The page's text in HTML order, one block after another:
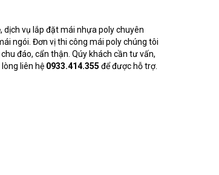
dịch vụ lắp đặt mái nhựa poly chuyên
ngói. Đơn vị thi công mái poly chúng tôi
đáo, cẩn thận. Qúy khách cần tư vấn,
liên hệ 0933.414.355 để được hỗ trợ.